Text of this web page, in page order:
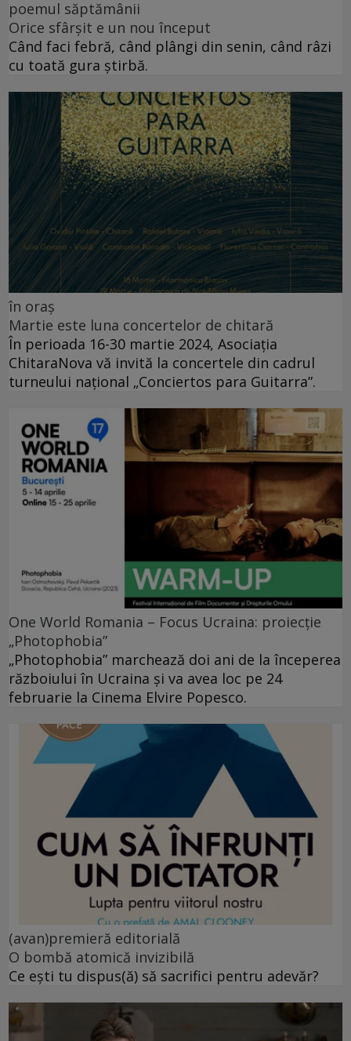
poemul săptămânii
Orice sfârșit e un nou început
Când faci febră, când plângi din senin, când râzi
cu toată gura știrbă.
în oraș
Martie este luna concertelor de chitară
În perioada 16-30 martie 2024, Asociația
ChitaraNova vă invită la concertele din cadrul
turneului național „Conciertos para Guitarra”.
One World Romania – Focus Ucraina: proiecție
„Photophobia”
„Photophobia” marchează doi ani de la începerea
războiului în Ucraina și va avea loc pe 24
februarie la Cinema Elvire Popesco.
(avan)premieră editorială
O bombă atomică invizibilă
Ce ești tu dispus(ă) să sacrifici pentru adevăr?